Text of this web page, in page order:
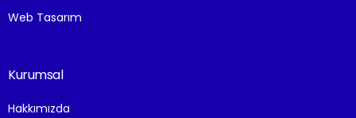
Web Tasarım
Kurumsal
Hakkımızda